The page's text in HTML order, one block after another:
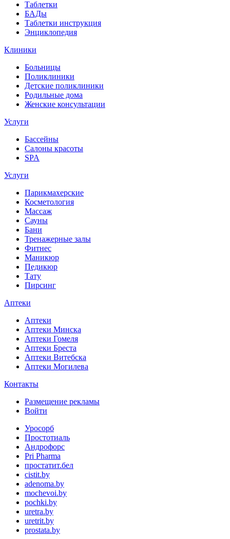
Таблетки
БАДы
Таблетки инструкция
Энциклопедия
Клиники
Больницы
Поликлиники
Детские поликлиники
Родильные дома
Женские консультации
Услуги
Бассейны
Салоны красоты
SPA
Услуги
Парикмахерские
Косметология
Массаж
Сауны
Бани
Тренажерные залы
Фитнес
Маникюр
Педикюр
Тату
Пирсинг
Аптеки
Аптеки
Аптеки Минска
Аптеки Гомеля
Аптеки Бреста
Аптеки Витебска
Аптеки Могилева
Контакты
Размещение рекламы
Войти
Уросорб
Простотиаль
Андрофорс
Pri Pharma
простатит.бел
cistit.by
adenoma.by
mochevoi.by
pochki.by
uretra.by
uretrit.by
prostata.by